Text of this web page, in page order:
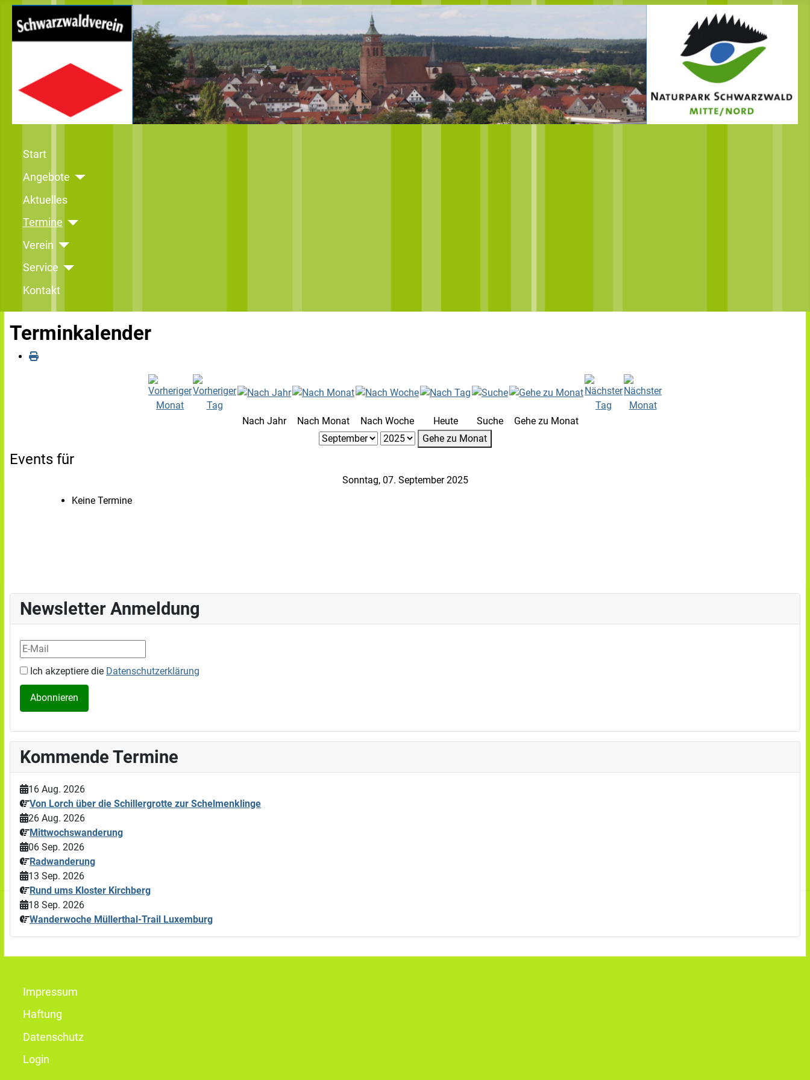
Start
Angebote
Aktuelles
Termine
Verein
Service
Kontakt
Terminkalender
Nach Jahr Nach Monat Nach Woche Heute Suche
Gehe zu Monat
Gehe zu Monat
Events für
Sonntag, 07. September 2025
Keine Termine
Newsletter Anmeldung
Ich akzeptiere die Datenschutzerklärung
Kommende Termine
16 Aug. 2026
Von Lorch über die Schillergrotte zur Schelmenklinge
26 Aug. 2026
Mittwochswanderung
06 Sep. 2026
Radwanderung
13 Sep. 2026
Rund ums Kloster Kirchberg
18 Sep. 2026
Wanderwoche Müllerthal-Trail Luxemburg
Impressum
Haftung
Datenschutz
Login